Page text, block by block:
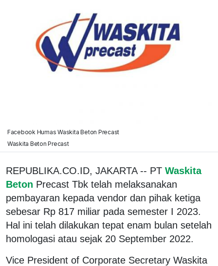
Facebook Humas Waskita Beton Precast
Waskita Beton Precast
REPUBLIKA.CO.ID, JAKARTA -- PT Waskita
Beton Precast Tbk telah melaksanakan
pembayaran kepada vendor dan pihak ketiga
sebesar Rp 817 miliar pada semester I 2023.
Hal ini telah dilakukan tepat enam bulan setelah
homologasi atau sejak 20 September 2022.
Vice President of Corporate Secretary Waskita